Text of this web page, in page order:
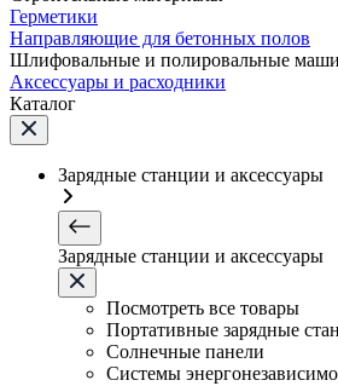
Герметики
Направляющие для бетонных полов
Шлифовальные и полировальные
Аксессуары и расходники
Каталог
Зарядные станции и аксессуары
Зарядные станции и аксессуары
Посмотреть все товары
Портативные зарядные
Солнечные панели
Системы